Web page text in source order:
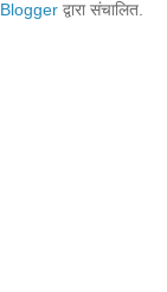
Bloggerद्वारा संचालित.